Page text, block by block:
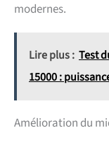
modernes.
Lire plus : Test
15000 :
Amélioration du